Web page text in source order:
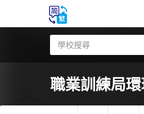
職業訓練局